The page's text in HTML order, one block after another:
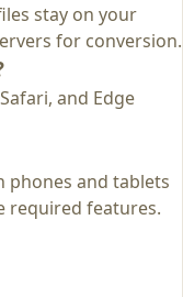
stay on your
for conversion.
and Edge
phones and tablets
required features.